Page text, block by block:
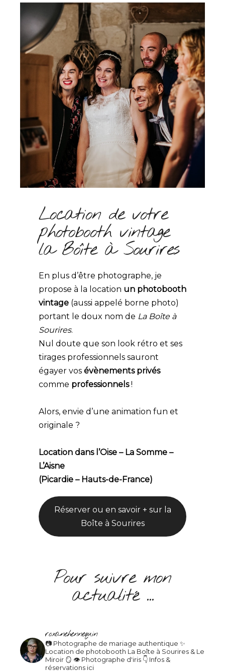
Location de votre
photobooth vintage
la Boîte à Sourires
En plus d’être photographe, je
propose à la location un photobooth
vintage(aussi appelé borne photo)
portant le doux nom de La Boîte à
Sourires.
Nul doute que son look rétro et ses
tirages professionnels sauront
égayer vos évènements privés
comme professionnels!
Alors, envie d’une animation fun et
originale ?
Location dans l’Oise – La Somme –
L’Aisne
(Picardie – Hauts-de-France)
Réserver ou en savoir + sur la
Boîte à Sourires
Pour suivre mon
actualité …
roxanehennequin
📷 Photographe de mariage authentique ✨
Location de photobooth La Boîte à Sourires & Le
Miroir 🪞 👁 Photographe d'iris 👇 Infos &
réservations ici